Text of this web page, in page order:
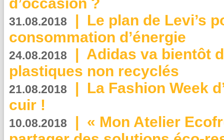
31.08.2018 | Le plan de Levi’s
consommation d’énergie
24.08.2018 | Adidas va bientôt
plastiques non recyclés
21.08.2018 | La Fashion Week
cuir !
10.08.2018 | « Mon Atelier